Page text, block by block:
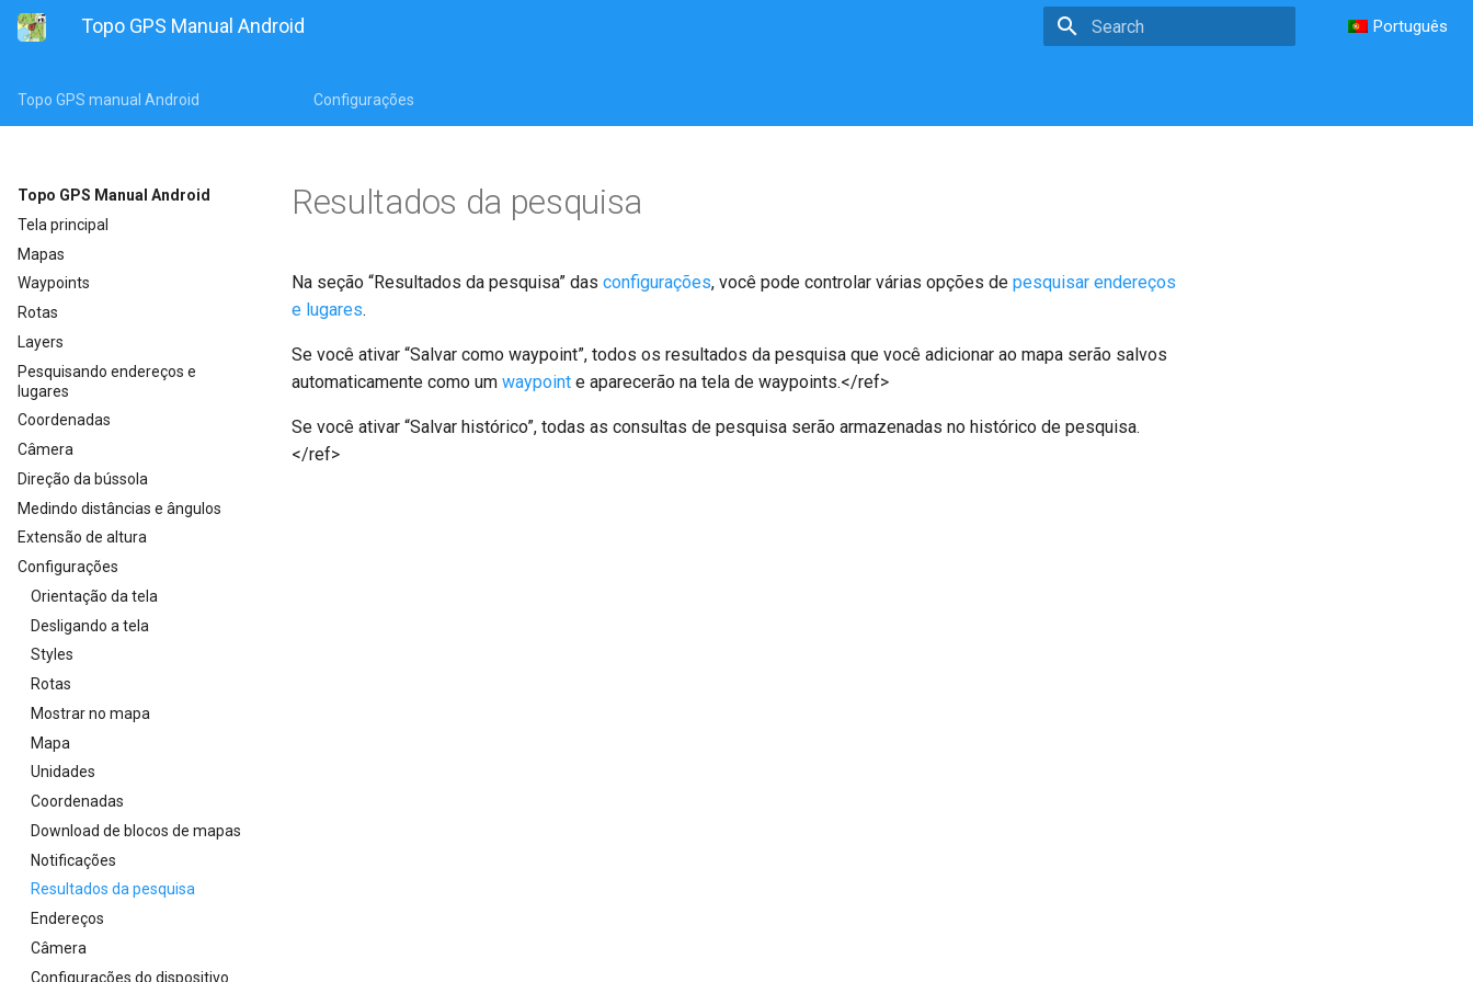
Topo GPS Manual Android Português
Topo GPS manual Android Configurações
Topo GPS Manual Android
Tela principal
Mapas
Waypoints
Rotas
Layers
Pesquisando endereços e
lugares
Coordenadas
Câmera
Direção da bússola
Medindo distâncias e ângulos
Extensão de altura
Configurações
Orientação da tela
Desligando a tela
Styles
Rotas
Mostrar no mapa
Mapa
Unidades
Coordenadas
Download de blocos de mapas
Notificações
Resultados da pesquisa
Endereços
Câmera
Configurações do dispositivo
Resultados da pesquisa
Na seção “Resultados da pesquisa” das configurações, você pode controlar várias opções de pesquisar endereços
e lugares.
Se você ativar “Salvar como waypoint”, todos os resultados da pesquisa que você adicionar ao mapa serão salvos
automaticamente como um waypoint e aparecerão na tela de waypoints.</ref>
Se você ativar “Salvar histórico”, todas as consultas de pesquisa serão armazenadas no histórico de pesquisa.
</ref>